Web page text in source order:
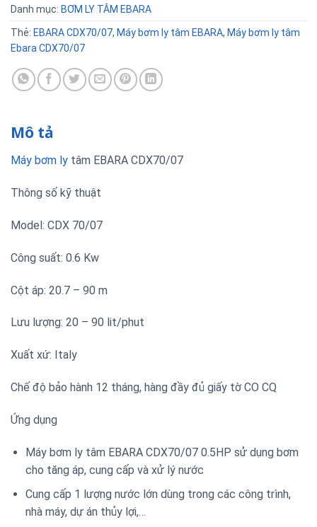
Danh mục: BƠM LY TÂM EBARA
Thẻ: EBARA CDX70/07, Máy bơm ly tâm EBARA, Máy bơm ly tâm
Ebara CDX70/07
Mô tả
Máy bơm ly tâm EBARA CDX70/07
Thông số kỹ thuật
Model: CDX 70/07
Công suất: 0.6 Kw
Cột áp: 20.7 – 90 m
Lưu lượng: 20 – 90 lit/phut
Xuất xứ: Italy
Chế độ bảo hành 12 tháng, hàng đầy đủ giấy tờ CO CQ
Ứng dụng
Máy bơm ly tâm EBARA CDX70/07 0.5HP sử dụng bơm
cho tăng áp, cung cấp và xử lý nước
Cung cấp 1 lượng nước lớn dùng trong các công trình,
nhà máy, dự án thủy lợi,…